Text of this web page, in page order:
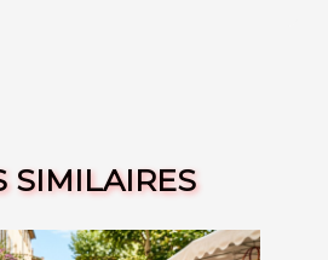
SIMILAIRES